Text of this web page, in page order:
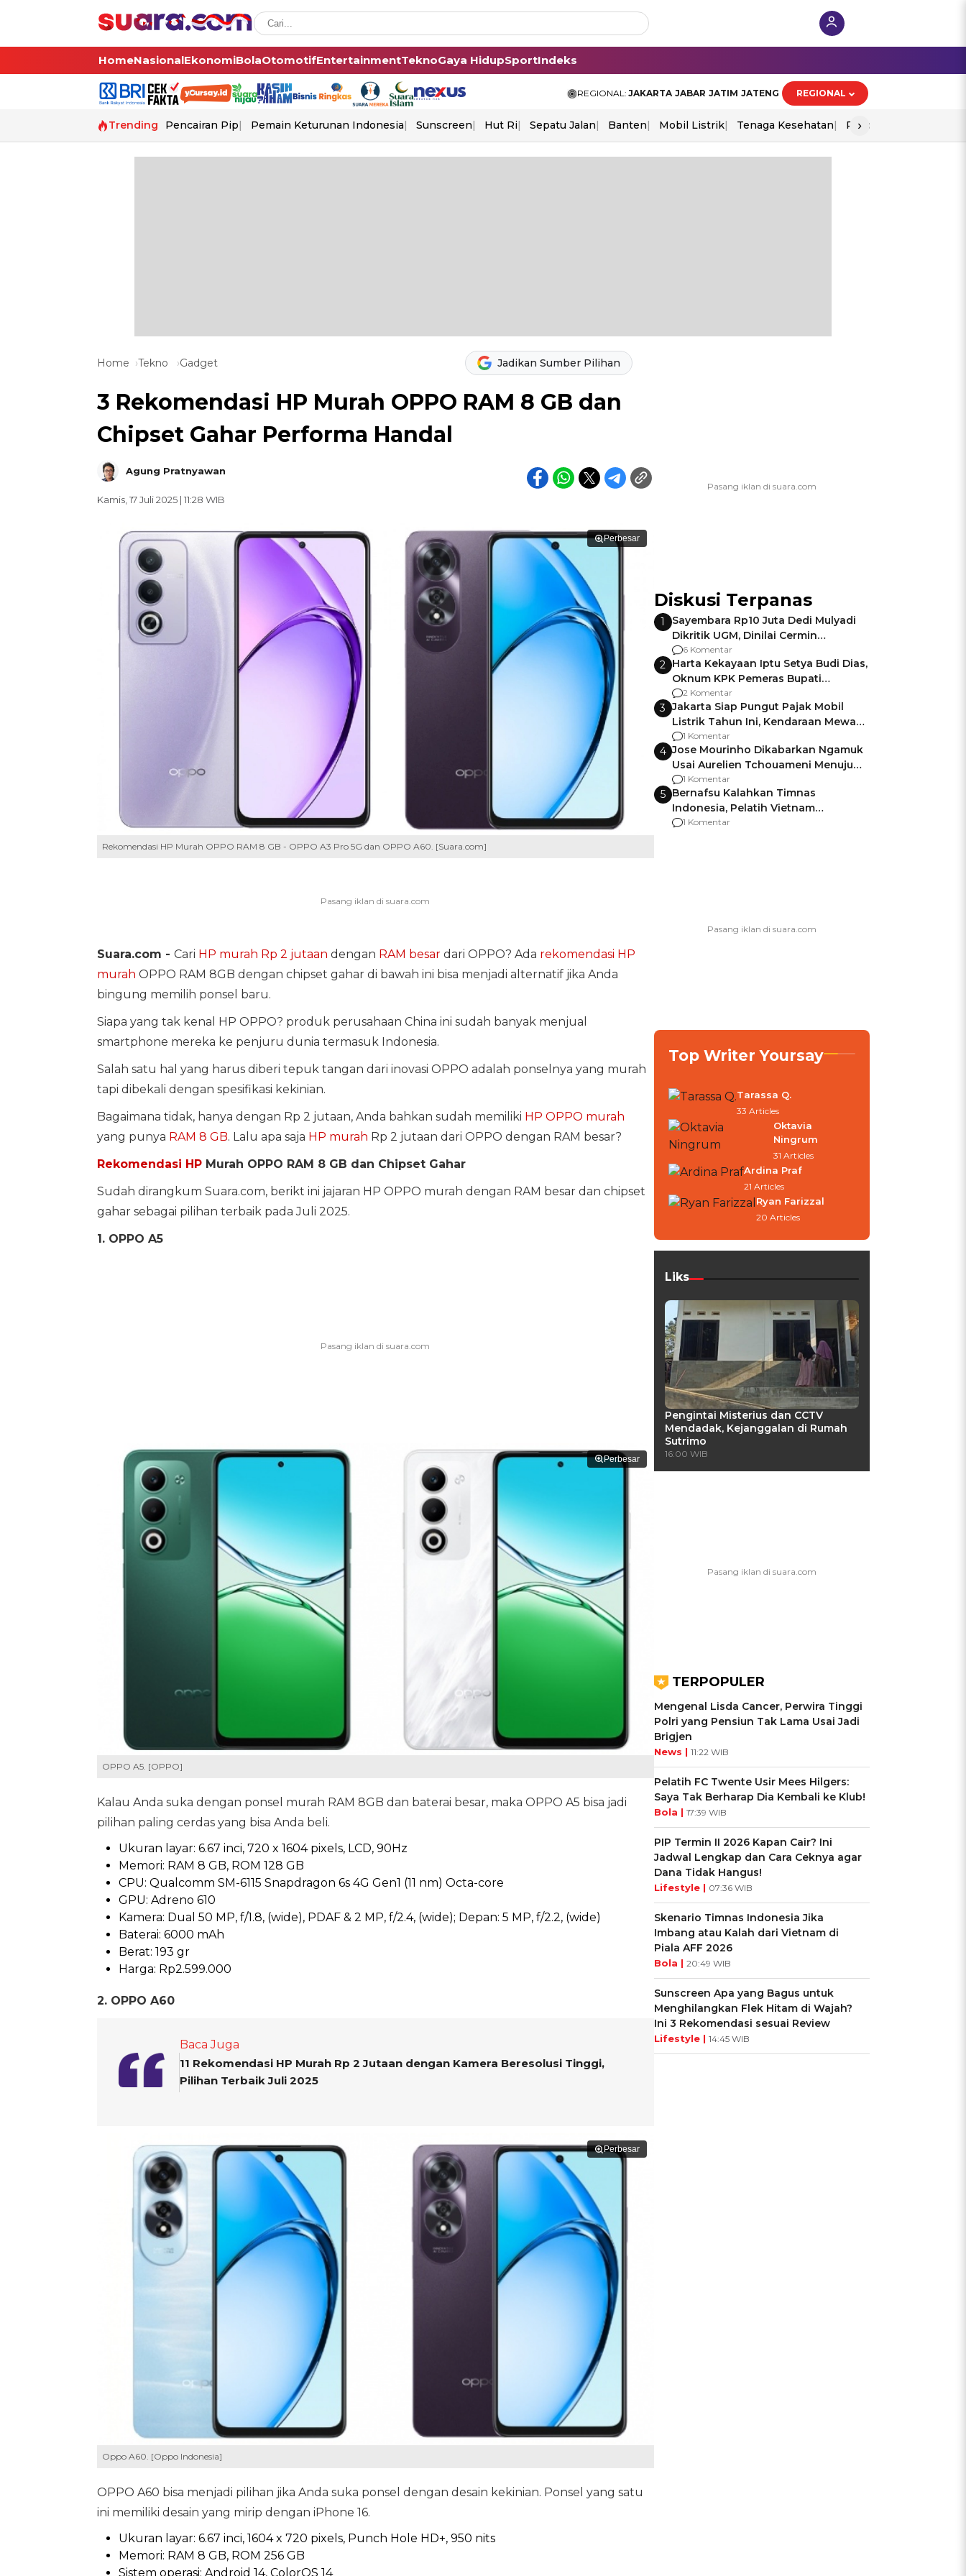
HomeNasionalEkonomiBolaOtomotifEntertainmentTeknoGaya HidupSportIndeks
REGIONAL: JAKARTA JABAR JATIM JATENG REGIONAL
Trending Pencairan Pip Pemain Keturunan Indonesia Sunscreen Hut Ri Sepatu Jalan Banten Mobil Listrik Tenaga Kesehatan Piala Aff 2026
›
Home Tekno Gadget Jadikan Sumber Pilihan
3 Rekomendasi HP Murah OPPO RAM 8 GB dan
Chipset Gahar Performa Handal
Agung Pratnyawan
Kamis, 17 Juli 2025 | 11:28 WIB
Perbesar
Rekomendasi HP Murah OPPO RAM 8 GB - OPPO A3 Pro 5G dan OPPO A60. [Suara.com]
Suara.com - Cari HP murah Rp 2 jutaan dengan RAM besardari OPPO? Ada rekomendasi HP
murah OPPO RAM 8GB dengan chipset gahar di bawah ini bisa menjadi alternatif jika Anda
bingung memilih ponsel baru.
Siapa yang tak kenal HP OPPO? produk perusahaan China ini sudah banyak menjual
smartphone mereka ke penjuru dunia termasuk Indonesia.
Salah satu hal yang harus diberi tepuk tangan dari inovasi OPPO adalah ponselnya yang murah
tapi dibekali dengan spesifikasi kekinian.
Bagaimana tidak, hanya dengan Rp 2 jutaan, Anda bahkan sudah memiliki HP OPPO murah
yang punya RAM 8 GB. Lalu apa saja HP murah Rp 2 jutaan dari OPPO dengan RAM besar?
Rekomendasi HPMurah OPPO RAM 8 GB dan Chipset Gahar
Sudah dirangkum Suara.com, berikt ini jajaran HP OPPO murah dengan RAM besar dan chipset
gahar sebagai pilihan terbaik pada Juli 2025.
1. OPPO A5
Perbesar
OPPO A5. [OPPO]
Kalau Anda suka dengan ponsel murah RAM 8GB dan baterai besar, maka OPPO A5 bisa jadi
pilihan paling cerdas yang bisa Anda beli.
Ukuran layar: 6.67 inci, 720 x 1604 pixels, LCD, 90Hz
Memori: RAM 8 GB, ROM 128 GB
CPU: Qualcomm SM-6115 Snapdragon 6s 4G Gen1 (11 nm) Octa-core
GPU: Adreno 610
Kamera: Dual 50 MP, f/1.8, (wide), PDAF & 2 MP, f/2.4, (wide); Depan: 5 MP, f/2.2, (wide)
Baterai: 6000 mAh
Berat: 193 gr
Harga: Rp2.599.000
2. OPPO A60
Baca Juga
11 Rekomendasi HP Murah Rp 2 Jutaan dengan Kamera Beresolusi Tinggi,
Pilihan Terbaik Juli 2025
Perbesar
Oppo A60. [Oppo Indonesia]
OPPO A60 bisa menjadi pilihan jika Anda suka ponsel dengan desain kekinian. Ponsel yang satu
ini memiliki desain yang mirip dengan iPhone 16.
Ukuran layar: 6.67 inci, 1604 x 720 pixels, Punch Hole HD+, 950 nits
Memori: RAM 8 GB, ROM 256 GB
Sistem operasi: Android 14, ColorOS 14
Diskusi Terpanas
1
Sayembara Rp10 Juta Dedi Mulyadi
Dikritik UGM, Dinilai Cermin
Gagalnya Negara Jamin Keamanan
6 Komentar
2 Harta Kekayaan Iptu Setya Budi Dias,
Oknum KPK Pemeras Bupati
Pemalang
2 Komentar
3 Jakarta Siap Pungut Pajak Mobil
Listrik Tahun Ini, Kendaraan Mewah
Kena hingga 75% PKB
1 Komentar
4 Jose Mourinho Dikabarkan Ngamuk
Usai Aurelien Tchouameni Menuju
Manchester United
1 Komentar
5 Bernafsu Kalahkan Timnas
Indonesia, Pelatih Vietnam
Berencana Pakai Jimat di Pakansari
1 Komentar
Top Writer Yoursay
Tarassa Q.
33 Articles
Oktavia
Ningrum
31 Articles
Ardina Praf
21 Articles
Ryan Farizzal
20 Articles
Liks
Pengintai Misterius dan CCTV
Mendadak, Kejanggalan di Rumah
Sutrimo
16:00 WIB
TERPOPULER
Mengenal Lisda Cancer, Perwira Tinggi
Polri yang Pensiun Tak Lama Usai Jadi
Brigjen
News | 11:22 WIB
Pelatih FC Twente Usir Mees Hilgers:
Saya Tak Berharap Dia Kembali ke Klub!
Bola | 17:39 WIB
PIP Termin II 2026 Kapan Cair? Ini
Jadwal Lengkap dan Cara Ceknya agar
Dana Tidak Hangus!
Lifestyle | 07:36 WIB
Skenario Timnas Indonesia Jika
Imbang atau Kalah dari Vietnam di
Piala AFF 2026
Bola | 20:49 WIB
Sunscreen Apa yang Bagus untuk
Menghilangkan Flek Hitam di Wajah?
Ini 3 Rekomendasi sesuai Review
Lifestyle | 14:45 WIB